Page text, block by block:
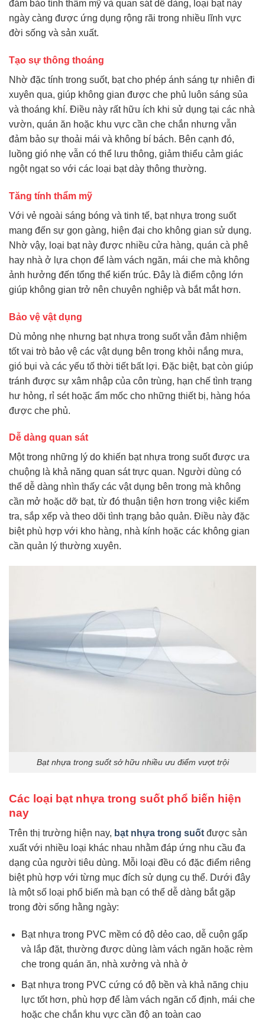
đảm bảo tính thẩm mỹ và quan sát dễ dàng, loại bạt này
ngày càng được ứng dụng rộng rãi trong nhiều lĩnh vực
đời sống và sản xuất.
Tạo sự thông thoáng
Nhờ đặc tính trong suốt, bạt cho phép ánh sáng tự nhiên đi
xuyên qua, giúp không gian được che phủ luôn sáng sủa
và thoáng khí. Điều này rất hữu ích khi sử dụng tại các nhà
vườn, quán ăn hoặc khu vực cần che chắn nhưng vẫn
đảm bảo sự thoải mái và không bí bách. Bên cạnh đó,
luồng gió nhẹ vẫn có thể lưu thông, giảm thiểu cảm giác
ngột ngạt so với các loại bạt dày thông thường.
Tăng tính thẩm mỹ
Với vẻ ngoài sáng bóng và tinh tế, bạt nhựa trong suốt
mang đến sự gọn gàng, hiện đại cho không gian sử dụng.
Nhờ vậy, loại bạt này được nhiều cửa hàng, quán cà phê
hay nhà ở lựa chọn để làm vách ngăn, mái che mà không
ảnh hưởng đến tổng thể kiến trúc. Đây là điểm cộng lớn
giúp không gian trở nên chuyên nghiệp và bắt mắt hơn.
Bảo vệ vật dụng
Dù mỏng nhẹ nhưng bạt nhựa trong suốt vẫn đảm nhiệm
tốt vai trò bảo vệ các vật dụng bên trong khỏi nắng mưa,
gió bụi và các yếu tố thời tiết bất lợi. Đặc biệt, bạt còn giúp
tránh được sự xâm nhập của côn trùng, hạn chế tình trạng
hư hỏng, rỉ sét hoặc ẩm mốc cho những thiết bị, hàng hóa
được che phủ.
Dễ dàng quan sát
Một trong những lý do khiến bạt nhựa trong suốt được ưa
chuộng là khả năng quan sát trực quan. Người dùng có
thể dễ dàng nhìn thấy các vật dụng bên trong mà không
cần mở hoặc dỡ bạt, từ đó thuận tiện hơn trong việc kiểm
tra, sắp xếp và theo dõi tình trạng bảo quản. Điều này đặc
biệt phù hợp với kho hàng, nhà kính hoặc các không gian
cần quản lý thường xuyên.
Bạt nhựa trong suốt sở hữu nhiều ưu điểm vượt trội
Các loại bạt nhựa trong suốt phổ biến hiện
nay
Trên thị trường hiện nay, bạt nhựa trong suốt được sản
xuất với nhiều loại khác nhau nhằm đáp ứng nhu cầu đa
dạng của người tiêu dùng. Mỗi loại đều có đặc điểm riêng
biệt phù hợp với từng mục đích sử dụng cụ thể. Dưới đây
là một số loại phổ biến mà bạn có thể dễ dàng bắt gặp
trong đời sống hằng ngày:
Bạt nhựa trong PVC mềm có độ dẻo cao, dễ cuộn gấp
và lắp đặt, thường được dùng làm vách ngăn hoặc rèm
che trong quán ăn, nhà xưởng và nhà ở
Bạt nhựa trong PVC cứng có độ bền và khả năng chịu
lực tốt hơn, phù hợp để làm vách ngăn cố định, mái che
hoặc che chắn khu vực cần độ an toàn cao